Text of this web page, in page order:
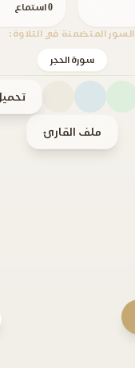
0 استماع
السور المتضمنة في التلاوة:
سورة الحجر
ملف القارئ